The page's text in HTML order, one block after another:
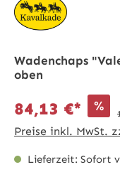
Wadenchaps
oben
84,13 €* %
Preise inkl. MwSt.
Lieferzeit: Sofort